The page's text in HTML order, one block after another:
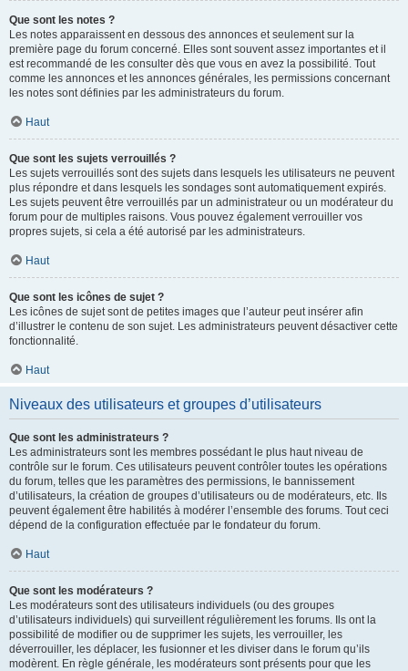
Que sont les notes ?
Les notes apparaissent en dessous des annonces et seulement sur la
première page du forum concerné. Elles sont souvent assez importantes et il
est recommandé de les consulter dès que vous en avez la possibilité. Tout
comme les annonces et les annonces générales, les permissions concernant
les notes sont définies par les administrateurs du forum.
Haut
Que sont les sujets verrouillés ?
Les sujets verrouillés sont des sujets dans lesquels les utilisateurs ne peuvent
plus répondre et dans lesquels les sondages sont automatiquement expirés.
Les sujets peuvent être verrouillés par un administrateur ou un modérateur du
forum pour de multiples raisons. Vous pouvez également verrouiller vos
propres sujets, si cela a été autorisé par les administrateurs.
Haut
Que sont les icônes de sujet ?
Les icônes de sujet sont de petites images que l’auteur peut insérer afin
d’illustrer le contenu de son sujet. Les administrateurs peuvent désactiver cette
fonctionnalité.
Haut
Niveaux des utilisateurs et groupes d’utilisateurs
Que sont les administrateurs ?
Les administrateurs sont les membres possédant le plus haut niveau de
contrôle sur le forum. Ces utilisateurs peuvent contrôler toutes les opérations
du forum, telles que les paramètres des permissions, le bannissement
d’utilisateurs, la création de groupes d’utilisateurs ou de modérateurs, etc. Ils
peuvent également être habilités à modérer l’ensemble des forums. Tout ceci
dépend de la configuration effectuée par le fondateur du forum.
Haut
Que sont les modérateurs ?
Les modérateurs sont des utilisateurs individuels (ou des groupes
d’utilisateurs individuels) qui surveillent régulièrement les forums. Ils ont la
possibilité de modifier ou de supprimer les sujets, les verrouiller, les
déverrouiller, les déplacer, les fusionner et les diviser dans le forum qu’ils
modèrent. En règle générale, les modérateurs sont présents pour que les